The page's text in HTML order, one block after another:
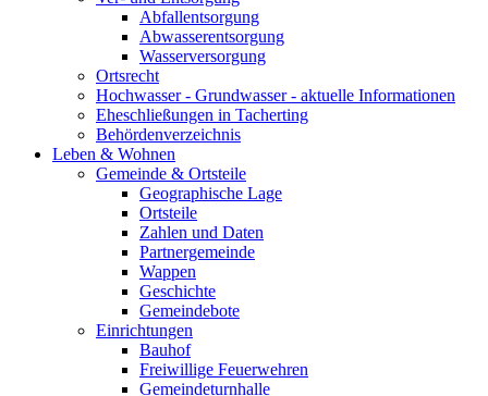
Abfallentsorgung
Abwasserentsorgung
Wasserversorgung
Ortsrecht
Hochwasser - Grundwasser - aktuelle Informationen
Eheschließungen in Tacherting
Behördenverzeichnis
Leben & Wohnen
Gemeinde & Ortsteile
Geographische Lage
Ortsteile
Zahlen und Daten
Partnergemeinde
Wappen
Geschichte
Gemeindebote
Einrichtungen
Bauhof
Freiwillige Feuerwehren
Gemeindeturnhalle